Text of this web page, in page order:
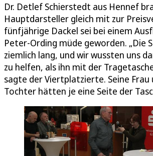
Dr. Detlef Schierstedt aus Hennef
Hauptdarsteller gleich mit zur
fünfjährige Dackel sei bei einem
Peter-Ording müde geworden. „Die
ziemlich lang, und wir wussten uns
zu helfen, als ihn mit der
sagte der Viertplatzierte. Seine Frau
Tochter hätten je eine Seite der